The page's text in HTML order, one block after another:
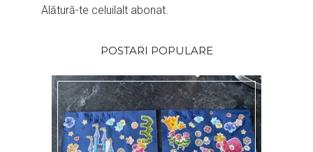
Alătură-te celuilalt abonat.
POSTARI POPULARE